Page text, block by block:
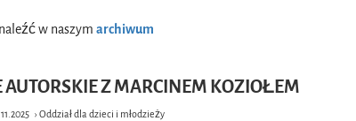
w naszym archiwum
AUTORSKIE Z MARCINEM KOZIOŁEM
› Oddział dla dzieci i młodzieży